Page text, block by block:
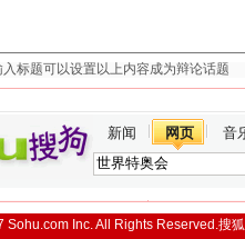
新闻 网页 音
Sohu.com Inc. All Rights Reserved.搜